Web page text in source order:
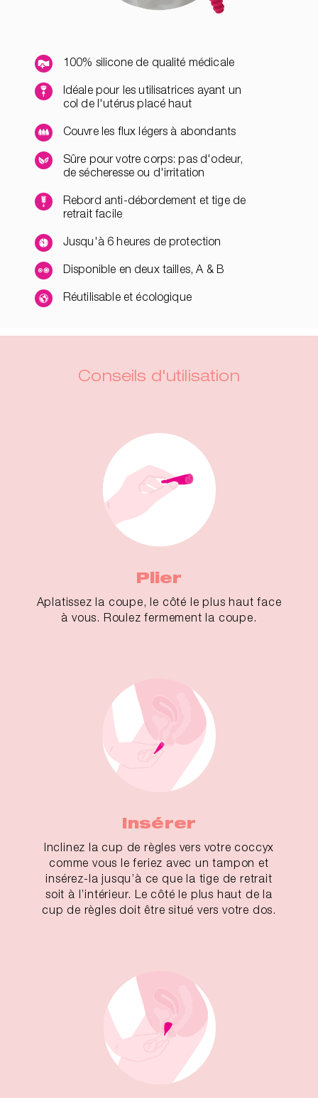
100% silicone de qualité médicale
Idéale pour les utilisatrices ayant un
col de l'utérus placé haut
Couvre les flux légers à abondants
Sûre pour votre corps: pas d'odeur,
de sécheresse ou d'irritation
Rebord anti-débordement et tige de
retrait facile
Jusqu'à 6 heures de protection
Disponible en deux tailles, A & B
Réutilisable et écologique
Conseils d'utilisation
Plier
Aplatissez la coupe, le côté le plus haut face
à vous. Roulez fermement la coupe.
Insérer
Inclinez la cup de règles vers votre coccyx
comme vous le feriez avec un tampon et
insérez-la jusqu’à ce que la tige de retrait
soit à l’intérieur. Le côté le plus haut de la
cup de règles doit être situé vers votre dos.